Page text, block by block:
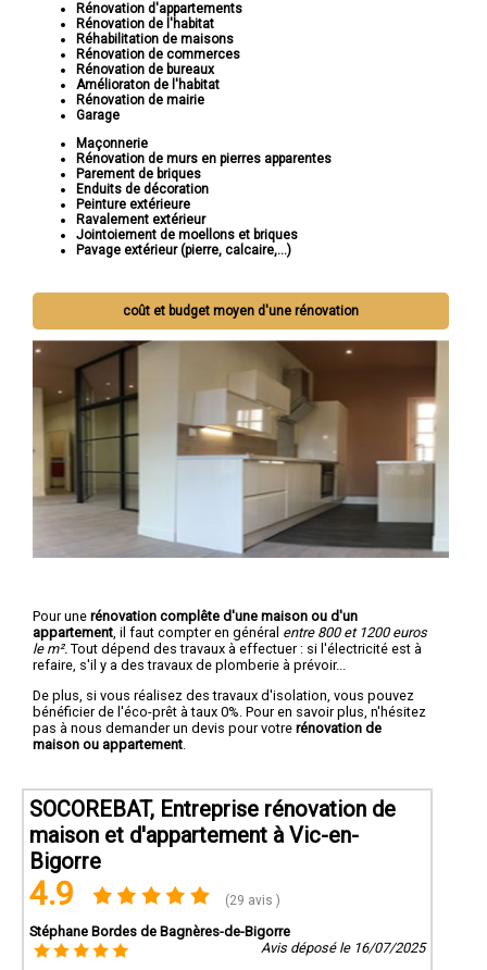
Rénovation d'appartements
Rénovation de l'habitat
Réhabilitation de maisons
Rénovation de commerces
Rénovation de bureaux
Amélioraton de l'habitat
Rénovation de mairie
Garage
Maçonnerie
Rénovation de murs en pierres apparentes
Parement de briques
Enduits de décoration
Peinture extérieure
Ravalement extérieur
Jointoiement de moellons et briques
Pavage extérieur (pierre, calcaire,...)
coût et budget moyen d'une rénovation
Pour une rénovation complête d'une maison ou d'un
appartement , il faut compter en général entre 800 et 1200 euros
le m². Tout dépend des travaux à effectuer : si l'électricité est à
refaire, s'il y a des travaux de plomberie à prévoir...
De plus, si vous réalisez des travaux d'isolation, vous pouvez
bénéficier de l'éco-prêt à taux 0%. Pour en savoir plus, n'hésitez
pas à nous demander un devis pour votre rénovation de
maison ou appartement
SOCOREBAT, Entreprise rénovation de
maison et d'appartement à Vic-en-
Bigorre
4.9 (29 avis )
Stéphane Bordes de Bagnères-de-Bigorre
Avis déposé le 16/07/2025